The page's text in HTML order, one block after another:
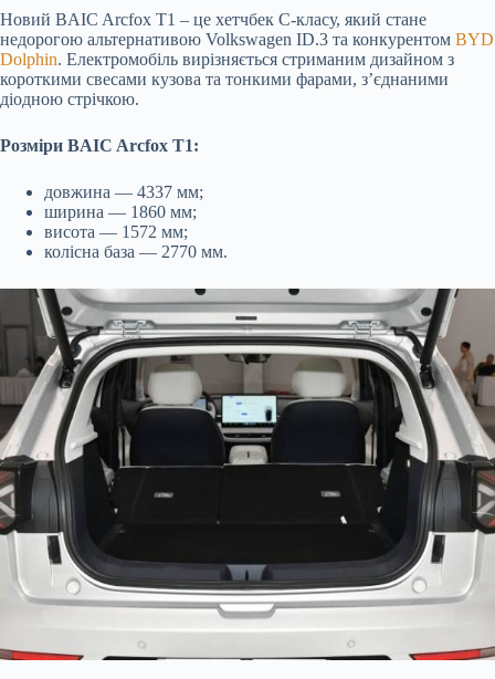
Новий BAIC Arcfox T1 – це хетчбек C-класу, який стане
недорогою альтернативою Volkswagen ID.3 та конкурентом BYD
Dolphin. Електромобіль вирізняється стриманим дизайном з
короткими свесами кузова та тонкими фарами, з’єднаними
діодною стрічкою.
Розміри BAIC Arcfox T1:
довжина — 4337 мм;
ширина — 1860 мм;
висота — 1572 мм;
колісна база — 2770 мм.